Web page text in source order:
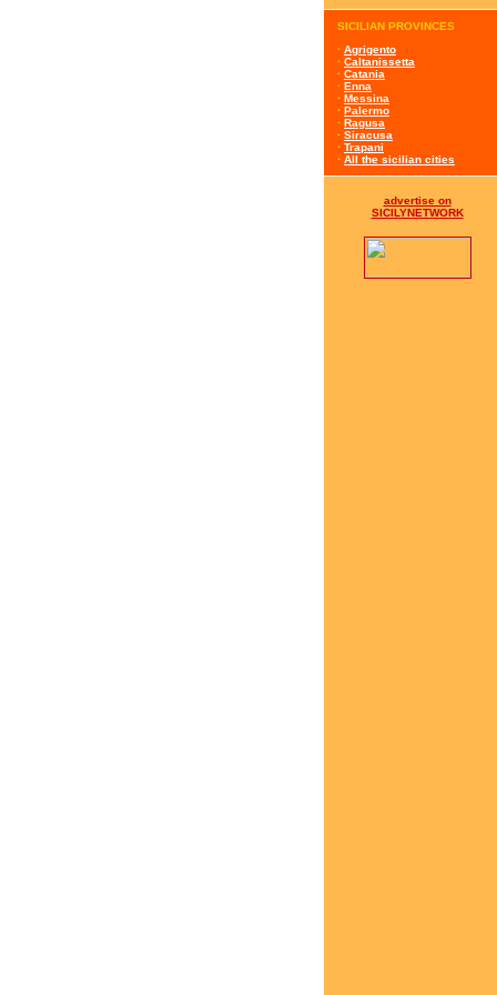
SICILIAN PROVINCES
· Agrigento
· Caltanissetta
· Catania
· Enna
· Messina
· Palermo
· Ragusa
· Siracusa
· Trapani
· All the sicilian cities
advertise on
SICILYNETWORK